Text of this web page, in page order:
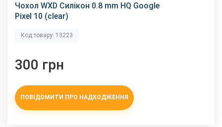
Чохол WXD Силікон 0.8 mm HQ Google
Pixel 10 (clear)
Код товару: 13223
300 грн
ПОВІДОМИТИ ПРО НАДХОДЖЕННЯ